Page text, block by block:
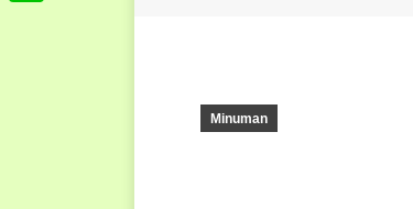
Minuman